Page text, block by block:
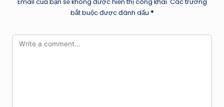
bắt buộc được đánh dấu *